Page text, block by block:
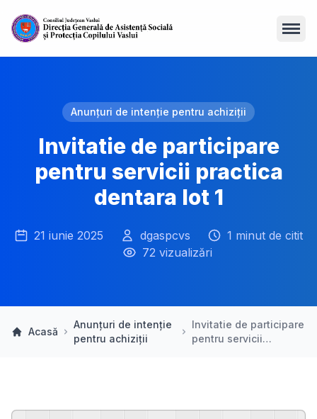
Anunțuri de intenție pentru achiziții
Invitatie de participare
pentru servicii practica
dentara lot 1
21 iunie 2025 dgaspcvs
1 minut de citit
72 vizualizări
Acasă
Anunțuri de intenție
pentru achiziții
Invitatie de participare
pentru servicii…